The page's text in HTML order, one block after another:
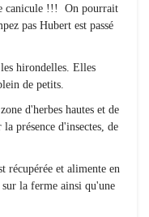
canicule !!! On pourrait
pas Hubert est passé
hirondelles. Elles
de petits.
d'herbes hautes et de
présence d'insectes, de
récupérée et alimente en
sur la ferme ainsi qu'une